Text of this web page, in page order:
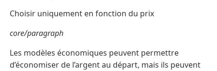
Choisir uniquement en fonction du prix
core/paragraph
Les modèles économiques peuvent permettre
d’économiser de l’argent au départ, mais ils peuvent